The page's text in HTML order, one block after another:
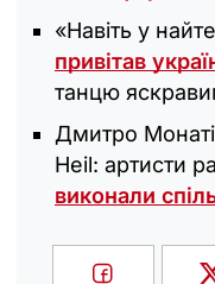
«Навіть у
привітав
танцю
Дмитро
Heil: артисти
виконали